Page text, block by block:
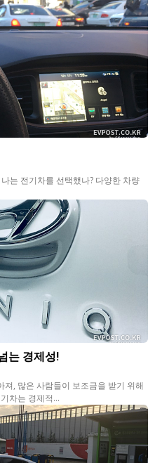
차를 선택했나? 다양한 차량
는 경제성!
, 많은 사람들이 보조금을 받기 위해
차는 경제적...